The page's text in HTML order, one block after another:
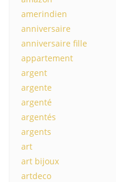
amerindien
anniversaire
anniversaire fille
appartement
argent
argente
argenté
argentés
argents
art
art bijoux
artdeco